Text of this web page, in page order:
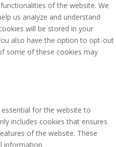
of the website. We
us analyze and understand
will be stored in your
also have the option to opt-out
some of these cookies may
for the website to
includes cookies that ensures
of the website. These
information.